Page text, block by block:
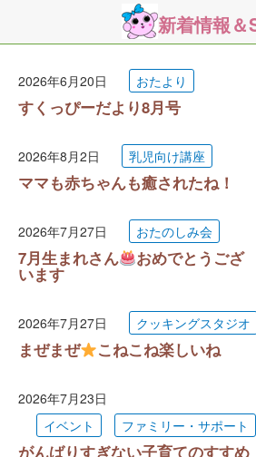
新着情報＆
2026年6月20日 おたより
すくっぴーだより8月号
2026年8月2日 乳児向け講座
ママも赤ちゃんも癒されたね！
2026年7月27日 おたのしみ会
7月生まれさん おめでとうござ
います
2026年7月27日 クッキングスタジオ
まぜまぜ こねこね楽しいね
2026年7月23日
イベント
ファミリー・サポート
がんばりすぎない子育てのすすめ